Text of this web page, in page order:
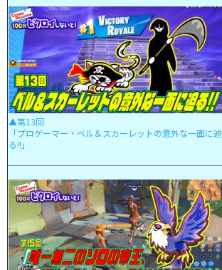
▲第13回
「プロゲーマー・ベル＆スカーレットの意外な一面に迫
る!!」